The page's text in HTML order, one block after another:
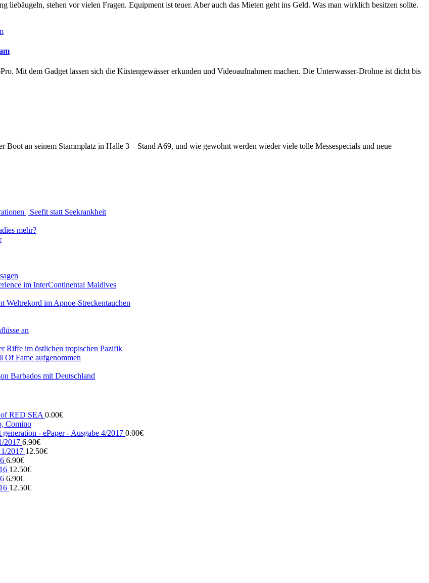
liebäugeln, stehen vor vielen Fragen. Equipment ist teuer. Aber auch das Mieten geht ins Geld. Was man wirklich besitzen sollte.
Mit dem Gadget lassen sich die Küstengewässer erkunden und Videoaufnahmen machen. Die Unterwasser-Drohne ist dicht bis
Boot an seinem Stammplatz in Halle 3 – Stand A69, und wie gewohnt werden wieder viele tolle Messespecials und neue
| Seefit statt Seekrankheit
mehr?
im InterContinental Maldives
Weltrekord im Apnoe-Streckentauchen
an
Riffe im östlichen tropischen Pazifik
Fame aufgenommen
Barbados mit Deutschland
RED SEA 0.00€
Comino
- ePaper - Ausgabe 4/2017 0.00€
2017 6.90€
2017 12.50€
6.90€
12.50€
6.90€
12.50€